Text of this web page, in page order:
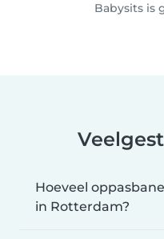
Babysits is
Hoeveel
in Rotterdam?